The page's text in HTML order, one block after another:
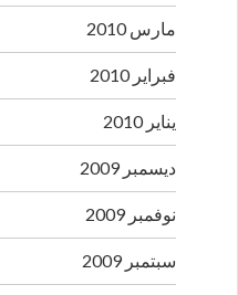
مارس 2010
فبراير 2010
يناير 2010
ديسمبر 2009
نوفمبر 2009
سبتمبر 2009